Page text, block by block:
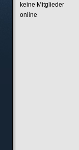
keine Mitglieder
online